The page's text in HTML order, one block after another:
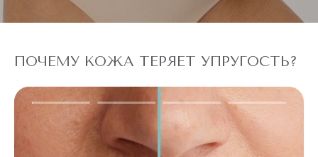
ПОЧЕМУ КОЖА ТЕРЯЕТ УПРУГОСТЬ?